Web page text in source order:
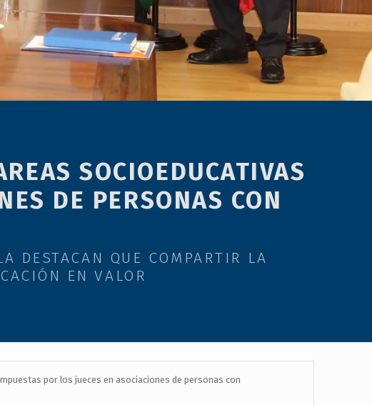
SOCIOEDUCATIVAS
DE PERSONAS CON
DESTACAN QUE COMPARTIR LA
EN VALOR
por los jueces en asociaciones de personas con